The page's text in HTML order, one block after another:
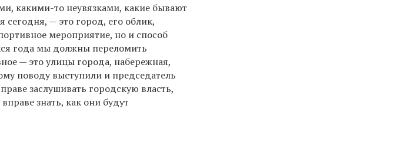
какими-то неувязками, какие бывают
— это город, его облик,
мероприятие, но и способ
года мы должны переломить
— это улицы города, набережная,
поводу выступили и председатель
заслушивать городскую власть,
знать, как они будут